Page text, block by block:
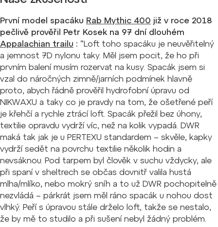
První model spacáku Rab Mythic 400 již v roce 2018
pečlivě prověřil Petr Kosek na 97 dní dlouhém
Appalachian trailu : “Loft toho spacáku je neuvěřitelný
a jemnost 7D nylonu taky. Měl jsem pocit, že ho při
prvním balení musím rozervat na kusy. Spacák jsem si
vzal do náročných zimně/jarních podmínek hlavně
proto, abych řádně prověřil hydrofobní úpravu od
NIKWAXU a taky co je pravdy na tom, že ošetřené peří
je křehčí a rychle ztrácí loft. Spacák přežil bez úhony,
textilie opravdu vydrží víc, než na kolik vypadá. DWR
maká tak jak je u PERTEXU standardem – skvěle, kapky
vydrží sedět na povrchu textilie několik hodin a
nevsáknou. Pod tarpem byl člověk v suchu vždycky, ale
při spaní v sheltrech se občas dovnitř valila hustá
mlha/mlíko, nebo mokrý sníh a to už DWR pochopitelně
nezvládá – párkrát jsem měl ráno spacák u nohou dost
vlhký. Peří s úpravou stále drželo loft, takže se nestalo,
že by mě to studilo a při sušení nebyl žádný problém.